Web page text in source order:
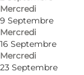
Mercredi
9 Septembre
Mercredi
16 Septembre
Mercredi
23 Septembre